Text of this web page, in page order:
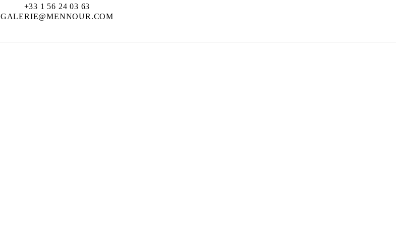
+33 1 56 24 03 63
GALERIE@MENNOUR.COM